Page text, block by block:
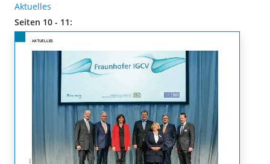
Aktuelles
Seiten 10 - 11: